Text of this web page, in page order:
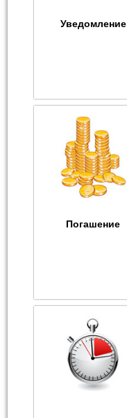
Уведомление
Погашение